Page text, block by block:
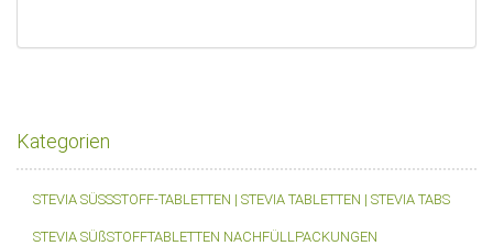
Kategorien
STEVIA SÜSSSTOFF-TABLETTEN | STEVIA TABLETTEN | STEVIA TABS
STEVIA SÜßSTOFFTABLETTEN NACHFÜLLPACKUNGEN